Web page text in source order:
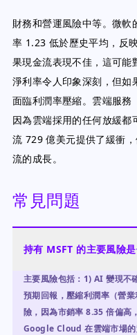
財務和營運風險中等。微
率 1.23 低於歷史平均，反
果現金流表現不佳，這可能
淨利率令人印象深刻，但
面臨利潤率壓縮。雲端服務
因為雲端採用的任何放緩都
流 729 億美元提供了緩衝
流的成長。
常見問題
持有 MSFT 的主要風險是
主要風險包括：1) AI 變現不
預期回報，壓縮利潤率（營
險，因為市銷率 8.35 倍偏高
Google Cloud 在雲端市場